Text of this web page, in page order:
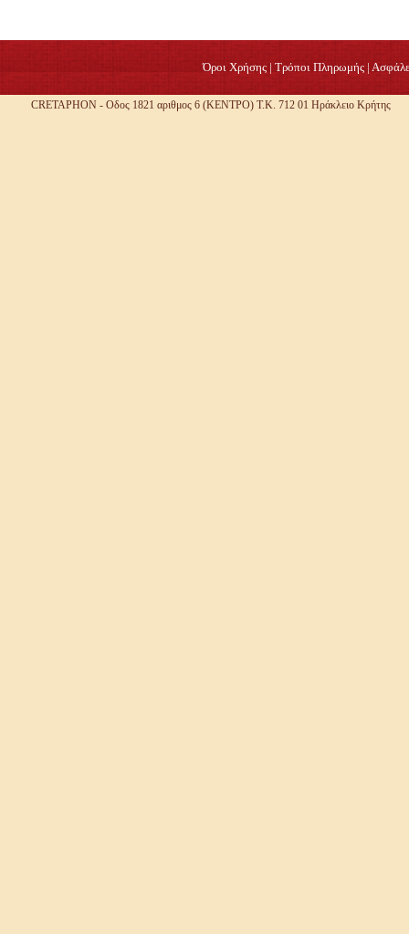
Όροι Χρήσης | Τρόποι Πληρωμής |
CRETAPHON - Οδος 1821 αριθμος 6 (ΚΕΝΤΡΟ) Τ.Κ. 712 01 Ηράκλειο Κρήτης